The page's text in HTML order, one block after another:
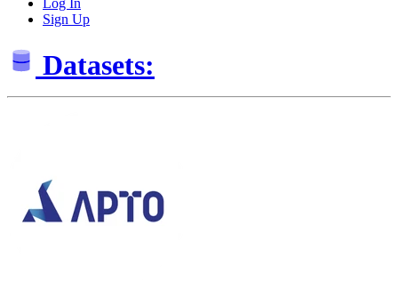
Sign Up
Datasets: